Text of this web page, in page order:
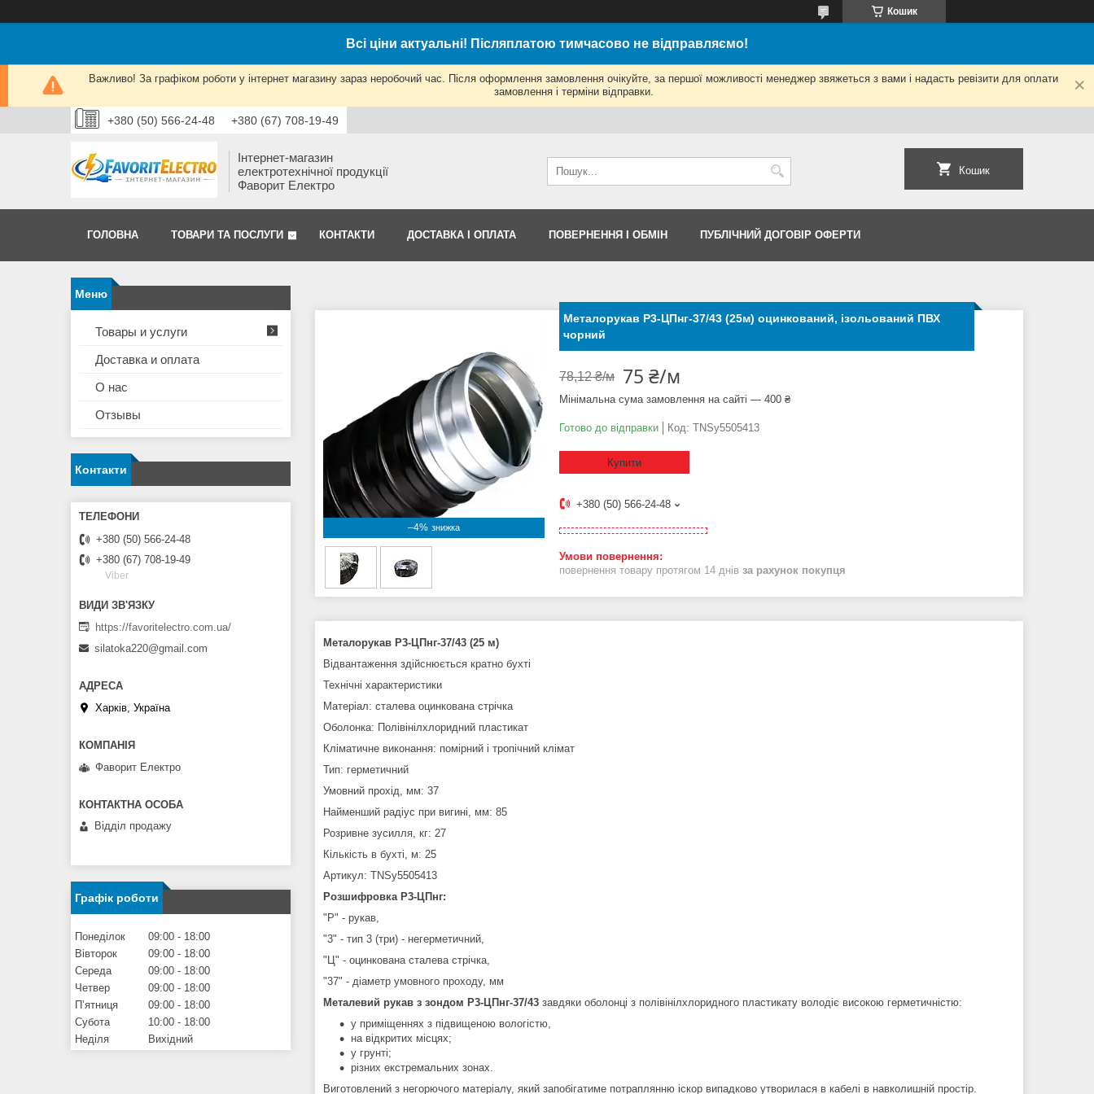
Кошик
Всі ціни актуальні! Післяплатою тимчасово не відправляємо!
Важливо! За графіком роботи у інтернет магазину зараз неробочий час. Після оформлення замовлення очікуйте, за першої можливості менеджер звяжеться з вами і надасть ревізити для оплати
замовлення і терміни відправки.
+380 (50) 566-24-48 +380 (67) 708-19-49
Інтернет-магазин
електротехнічної продукції
Фаворит Електро
Кошик
ГОЛОВНА ТОВАРИ ТА ПОСЛУГИ КОНТАКТИ ДОСТАВКА І ОПЛАТА ПОВЕРНЕННЯ І ОБМІН ПУБЛІЧНИЙ ДОГОВІР ОФЕРТИ
–4%
Металорукав Р3-ЦПнг-37/43 (25м) оцинкований, ізольований ПВХ
чорний
78,12 ₴/м 75 ₴/м
Мінімальна сума замовлення на сайті — 400 ₴
Готово до відправки Код: TNSy5505413
Купити
+380 (50) 566-24-48
повернення товару протягом 14 днів за рахунок покупця
Металорукав Р3-ЦПнг-37/43 (25 м)
Відвантаження здійснюється кратно бухті
Технічні характеристики
Матеріал: сталева оцинкована стрічка
Оболонка: Полівінілхлоридний пластикат
Кліматичне виконання: помірний і тропічний клімат
Тип: герметичний
Умовний прохід, мм: 37
Найменший радіус при вигині, мм: 85
Розривне зусилля, кг: 27
Кількість в бухті, м: 25
Артикул: TNSy5505413
Розшифровка Р3-ЦПнг:
"Р" - рукав,
"3" - тип 3 (три) - негерметичний,
"Ц" - оцинкована сталева стрічка,
"37" - діаметр умовного проходу, мм
Металевий рукав з зондом Р3-ЦПнг-37/43 завдяки оболонці з полівінілхлоридного пластикату володіє високою герметичністю:
у приміщеннях з підвищеною вологістю,
на відкритих місцях;
у грунті;
різних екстремальних зонах.
Виготовлений з негорючого матеріалу, який запобігатиме потраплянню іскор випадково утворилася в кабелі в навколишній простір.
Товары и услуги
Доставка и оплата
О нас
Отзывы
Контакти
+380 (50) 566-24-48
+380 (67) 708-19-49
Viber
https://favoritelectro.com.ua/
silatoka220@gmail.com
Харків, Україна
Фаворит Електро
Відділ продажу
Графік роботи
Понеділок 09:00
18:00
Вівторок
09:00
18:00
Середа
09:00
18:00
Четвер
09:00
18:00
Пʼятниця
09:00
18:00
Субота
10:00
18:00
Неділя
Вихідний